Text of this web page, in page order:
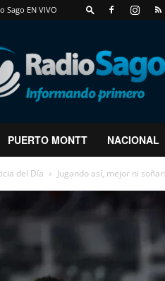
Sago EN VIVO
PUERTO MONTT NACIONAL
del Día Jugando así, mejor ni